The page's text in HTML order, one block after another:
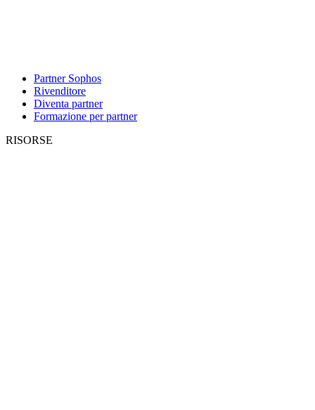
Partner Sophos
Rivenditore
Diventa partner
Formazione per partner
RISORSE